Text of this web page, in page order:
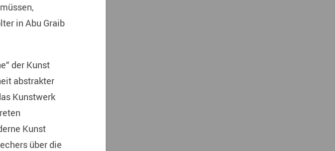
in Abu Graib
der Kunst
abstrakter
Kunstwerk
Kunst
über die